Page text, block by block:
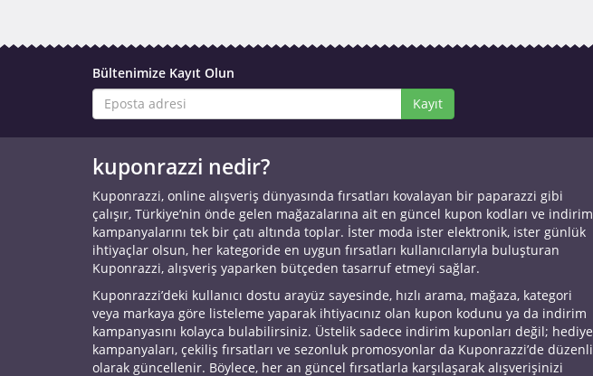
Bültenimize Kayıt Olun
Kayıt
kuponrazzi nedir?
Kuponrazzi, online alışveriş dünyasında fırsatları kovalayan bir paparazzi gibi
çalışır, Türkiye’nin önde gelen mağazalarına ait en güncel kupon kodları ve indirim
kampanyalarını tek bir çatı altında toplar. İster moda ister elektronik, ister günlük
ihtiyaçlar olsun, her kategoride en uygun fırsatları kullanıcılarıyla buluşturan
Kuponrazzi, alışveriş yaparken bütçeden tasarruf etmeyi sağlar.
Kuponrazzi’deki kullanıcı dostu arayüz sayesinde, hızlı arama, mağaza, kategori
veya markaya göre listeleme yaparak ihtiyacınız olan kupon kodunu ya da indirim
kampanyasını kolayca bulabilirsiniz. Üstelik sadece indirim kuponları değil; hediye
kampanyaları, çekiliş fırsatları ve sezonluk promosyonlar da Kuponrazzi’de düzenli
olarak güncellenir. Böylece, her an güncel fırsatlarla karşılaşarak alışverişinizi